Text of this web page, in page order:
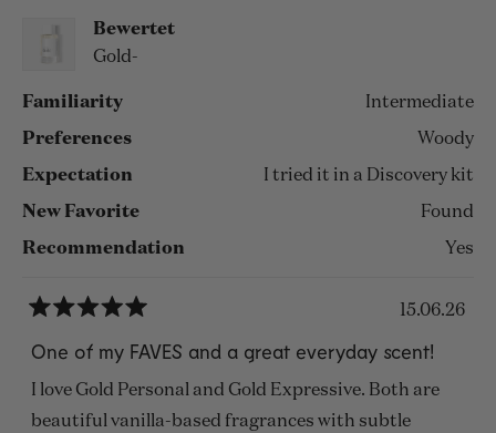
lesen
Bewertet
Gold-
Familiarity Intermediate
Preferences Woody
Expectation I tried it in a Discovery kit
New Favorite Found
Recommendation Yes
5
von
5
Sternen
bewertet
15.06.26
One of my FAVES and a great everyday scent!
I love Gold Personal and Gold Expressive. Both are
beautiful vanilla-based fragrances with subtle